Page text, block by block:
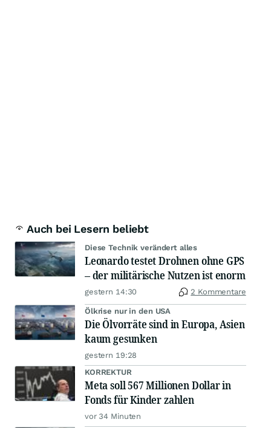
Auch bei Lesern beliebt
Diese Technik verändert alles
Leonardo testet Drohnen ohne GPS
– der militärische Nutzen ist enorm
gestern 14:30 2 Kommentare
Ölkrise nur in den USA
Die Ölvorräte sind in Europa, Asien
kaum gesunken
gestern 19:28
KORREKTUR
Meta soll 567 Millionen Dollar in
Fonds für Kinder zahlen
vor 34 Minuten